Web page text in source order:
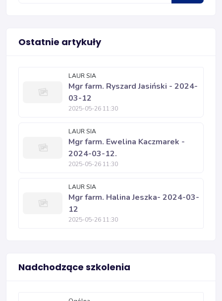
Ostatnie artykuły
LAUR SIA
Mgr farm. Ryszard Jasiński - 2024-
03-12
2025-05-26 11:30
LAUR SIA
Mgr farm. Ewelina Kaczmarek -
2024-03-12.
2025-05-26 11:30
LAUR SIA
Mgr farm. Halina Jeszka- 2024-03-
12
2025-05-26 11:30
Nadchodzące szkolenia